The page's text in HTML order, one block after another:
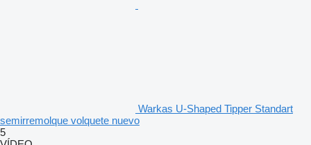
Warkas U-Shaped Tipper Standart
semirremolque volquete nuevo
5